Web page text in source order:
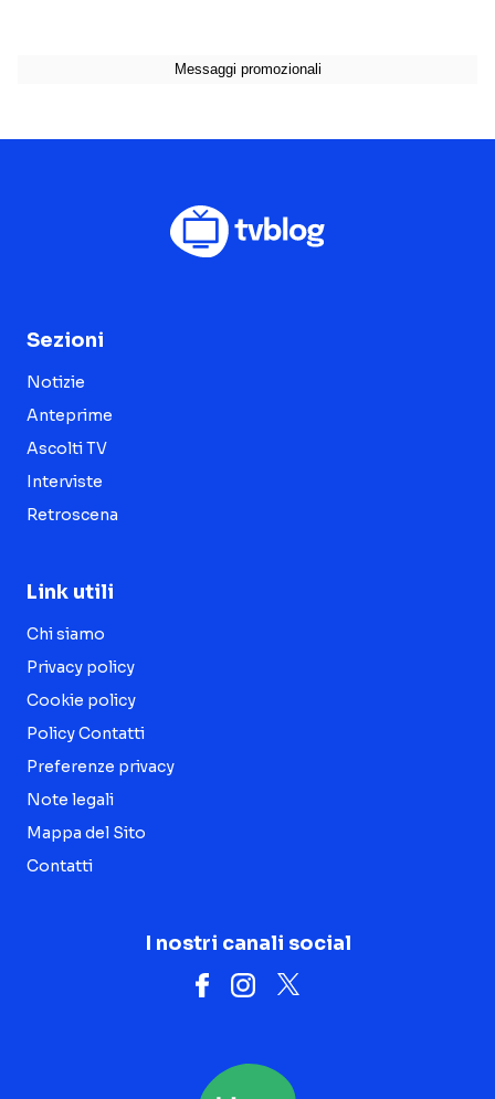
Sezioni
Notizie
Anteprime
Ascolti TV
Interviste
Retroscena
Link utili
Chi siamo
Privacy policy
Cookie policy
Policy Contatti
Preferenze privacy
Note legali
Mappa del Sito
Contatti
I nostri canali social